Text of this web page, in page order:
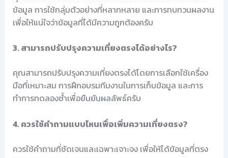
ข้อมูล การใช้กลุ่มตัวอย่างที่หลากหลาย และการทบทวนผลงาน
เพื่อให้แน่ใจว่าข้อมูลที่ได้มีความถูกต้องครับ
3. สามารถปรับปรุงความเที่ยงตรงได้อย่างไร?
คุณสามารถปรับปรุงความเที่ยงตรงได้โดยการเลือกใช้เครื่อง
มือที่เหมาะสม การฝึกอบรมทีมงานในการเก็บข้อมูล และการ
ทำการทดลองซ้ำเพื่อยืนยันผลลัพธ์ครับ
4. ควรใช้คำถามแบบไหนเพื่อเพิ่มความเที่ยงตรง?
ควรใช้คำถามที่ชัดเจนและเฉพาะเจาะจง เพื่อให้ได้ข้อมูลที่ตรง